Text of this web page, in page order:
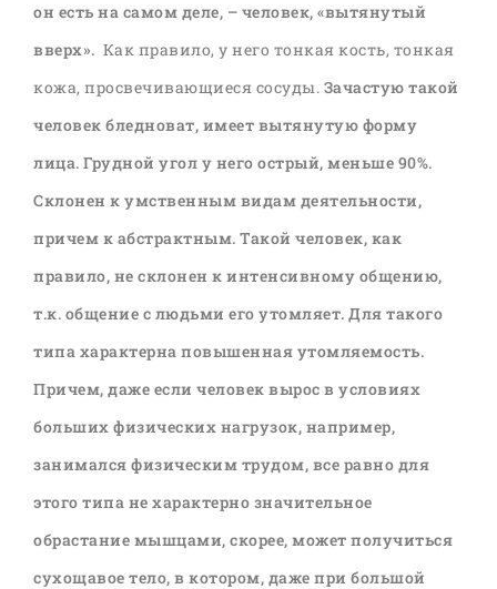
он есть на самом деле, – человек, «вытянутый
вверх». Как правило, у него тонкая кость, тонкая
кожа, просвечивающиеся сосуды. Зачастую такой
человек бледноват, имеет вытянутую форму
лица. Грудной угол у него острый, меньше 90%.
Склонен к умственным видам деятельности,
причем к абстрактным. Такой человек, как
правило, не склонен к интенсивному общению,
т.к. общение с людьми его утомляет. Для такого
типа характерна повышенная утомляемость.
Причем, даже если человек вырос в условиях
больших физических нагрузок, например,
занимался физическим трудом, все равно для
этого типа не характерно значительное
обрастание мышцами, скорее, может получиться
сухощавое тело, в котором, даже при большой